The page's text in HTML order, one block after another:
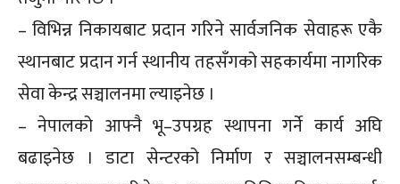
– विभिन्न निकायबाट प्रदान गरिने सार्वजनिक सेवाहरू एकै
स्थानबाट प्रदान गर्न स्थानीय तहसँगको सहकार्यमा नागरिक
सेवा केन्द्र सञ्चालनमा ल्याइनेछ ।
– नेपालको आफ्नै भू–उपग्रह स्थापना गर्ने कार्य अघि
बढाइनेछ । डाटा सेन्टरको निर्माण र सञ्चालनसम्बन्धी